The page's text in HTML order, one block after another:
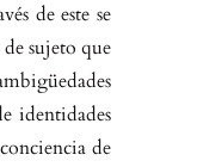
de este se
sujeto que
identidades
de